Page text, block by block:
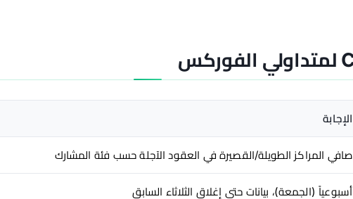
الإجابة
صافي المراكز الطويلة/القصيرة في العقود الآجلة حسب فئة المشارك
أسبوعياً (الجمعة)، بيانات حتى إغلاق الثلاثاء السابق